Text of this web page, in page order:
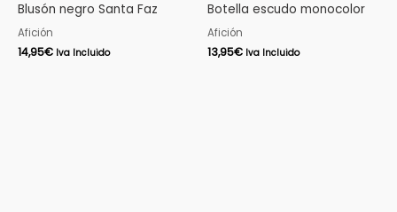
Blusón negro Santa Faz
Afición
14,95€ Iva Incluido
Botella escudo monocolor
Afición
13,95€ Iva Incluido